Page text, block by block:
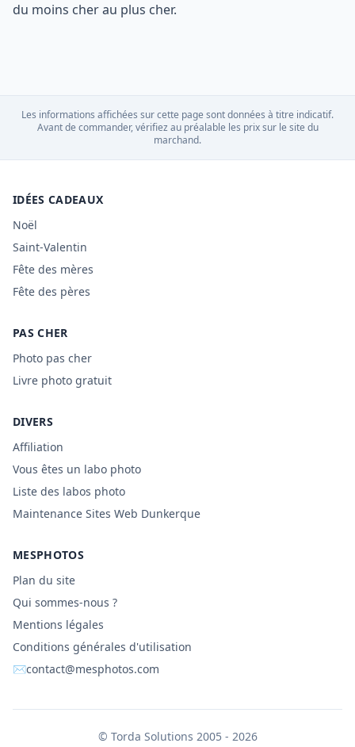
du moins cher au plus cher.
Les informations affichées sur cette page sont données à titre indicatif.
Avant de commander, vérifiez au préalable les prix sur le site du
marchand.
IDÉES CADEAUX
Noël
Saint-Valentin
Fête des mères
Fête des pères
PAS CHER
Photo pas cher
Livre photo gratuit
DIVERS
Affiliation
Vous êtes un labo photo
Liste des labos photo
Maintenance Sites Web Dunkerque
MESPHOTOS
Plan du site
Qui sommes-nous ?
Mentions légales
Conditions générales d'utilisation
✉contact@mesphotos.com
© Torda Solutions 2005 - 2026